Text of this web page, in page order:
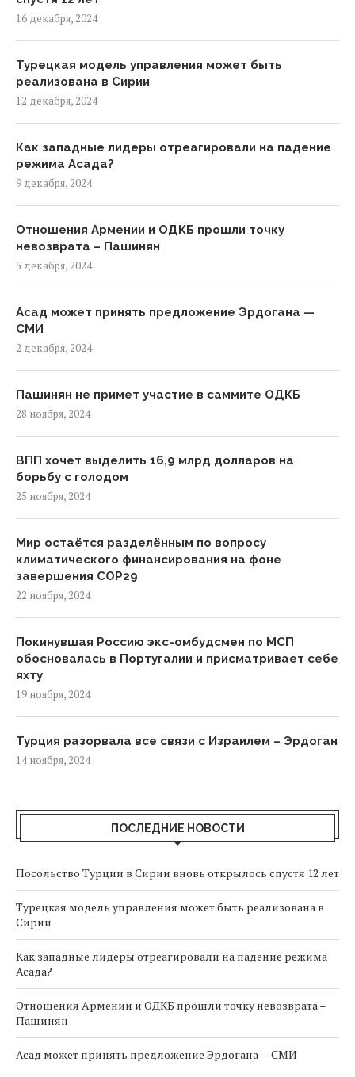
16 декабря, 2024
Турецкая модель управления может быть
реализована в Сирии
12 декабря, 2024
Как западные лидеры отреагировали на падение
режима Асада?
9 декабря, 2024
Отношения Армении и ОДКБ прошли точку
невозврата – Пашинян
5 декабря, 2024
Асад может принять предложение Эрдогана —
СМИ
2 декабря, 2024
Пашинян не примет участие в саммите ОДКБ
28 ноября, 2024
ВПП хочет выделить 16,9 млрд долларов на
борьбу с голодом
25 ноября, 2024
Мир остаётся разделённым по вопросу
климатического финансирования на фоне
завершения COP29
22 ноября, 2024
Покинувшая Россию экс-омбудсмен по МСП
обосновалась в Португалии и присматривает себе
яхту
19 ноября, 2024
Турция разорвала все связи с Израилем – Эрдоган
14 ноября, 2024
ПОСЛЕДНИЕ НОВОСТИ
Посольство Турции в Сирии вновь открылось спустя 12 лет
Турецкая модель управления может быть реализована в
Сирии
Как западные лидеры отреагировали на падение режима
Асада?
Отношения Армении и ОДКБ прошли точку невозврата –
Пашинян
Асад может принять предложение Эрдогана — СМИ